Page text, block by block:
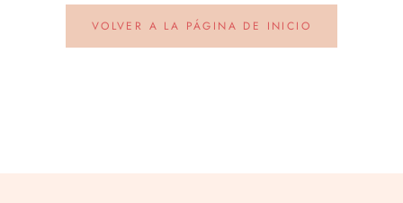
VOLVER A LA PÁGINA DE INICIO